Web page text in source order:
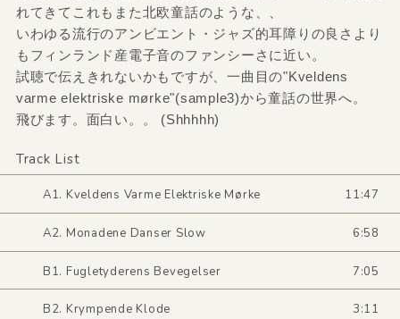
れてきてこれもまた北欧童話のような、、
いわゆる流行のアンビエント・ジャズ的耳障りの良さより
もフィンランド産電子音のファンシーさに近い。
試聴で伝えきれないかもですが、一曲目の"Kveldens
varme elektriske mørke"(sample3)から童話の世界へ。
飛びます。面白い。。 (Shhhhh)
Track List
A1. Kveldens Varme Elektriske Mørke 11:47
A2. Monadene Danser Slow 6:58
B1. Fugletyderens Bevegelser 7:05
B2. Krympende Klode 3:11